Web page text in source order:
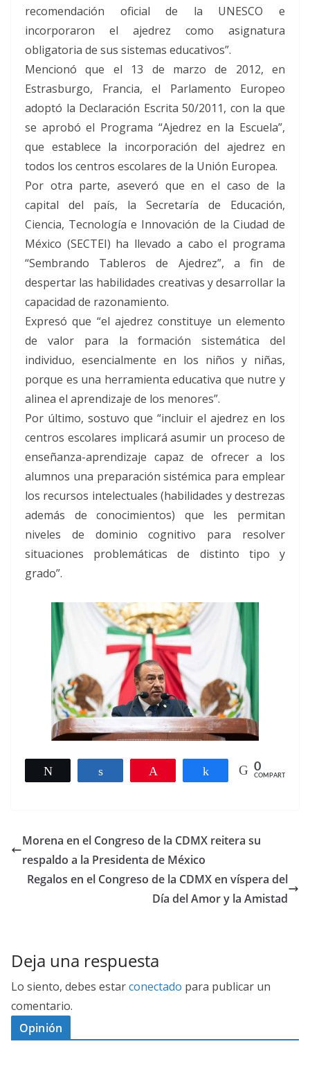
recomendación oficial de la UNESCO e
incorporaron el ajedrez como asignatura
obligatoria de sus sistemas educativos”.
Mencionó que el 13 de marzo de 2012, en
Estrasburgo, Francia, el Parlamento Europeo
adoptó la Declaración Escrita 50/2011, con la que
se aprobó el Programa “Ajedrez en la Escuela”,
que establece la incorporación del ajedrez en
todos los centros escolares de la Unión Europea.
Por otra parte, aseveró que en el caso de la
capital del país, la Secretaría de Educación,
Ciencia, Tecnología e Innovación de la Ciudad de
México (SECTEI) ha llevado a cabo el programa
“Sembrando Tableros de Ajedrez”, a fin de
despertar las habilidades creativas y desarrollar la
capacidad de razonamiento.
Expresó que “el ajedrez constituye un elemento
de valor para la formación sistemática del
individuo, esencialmente en los niños y niñas,
porque es una herramienta educativa que nutre y
alinea el aprendizaje de los menores”.
Por último, sostuvo que “incluir el ajedrez en los
centros escolares implicará asumir un proceso de
enseñanza-aprendizaje capaz de ofrecer a los
alumnos una preparación sistémica para emplear
los recursos intelectuales (habilidades y destrezas
además de conocimientos) que les permitan
niveles de dominio cognitivo para resolver
situaciones problemáticas de distinto tipo y
grado”.
Compartir Compartir
0
COMPARTIR
Morena en el Congreso de la CDMX reitera su
respaldo a la Presidenta de México
Regalos en el Congreso de la CDMX en víspera del
Día del Amor y la Amistad
Deja una respuesta
Lo siento, debes estarconectado para publicar un
comentario.
Opinión